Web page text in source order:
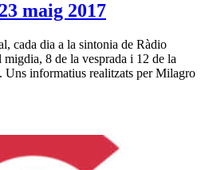
maig 2017
cada dia a la sintonia de Ràdio
8 de la vesprada i 12 de la
informatius realitzats per Milagro